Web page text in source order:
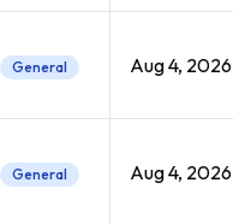
General Aug 4, 2026
General Aug 4, 2026